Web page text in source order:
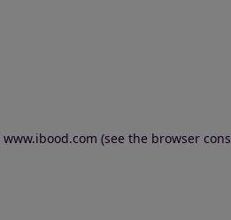
www.ibood.com (see the browser